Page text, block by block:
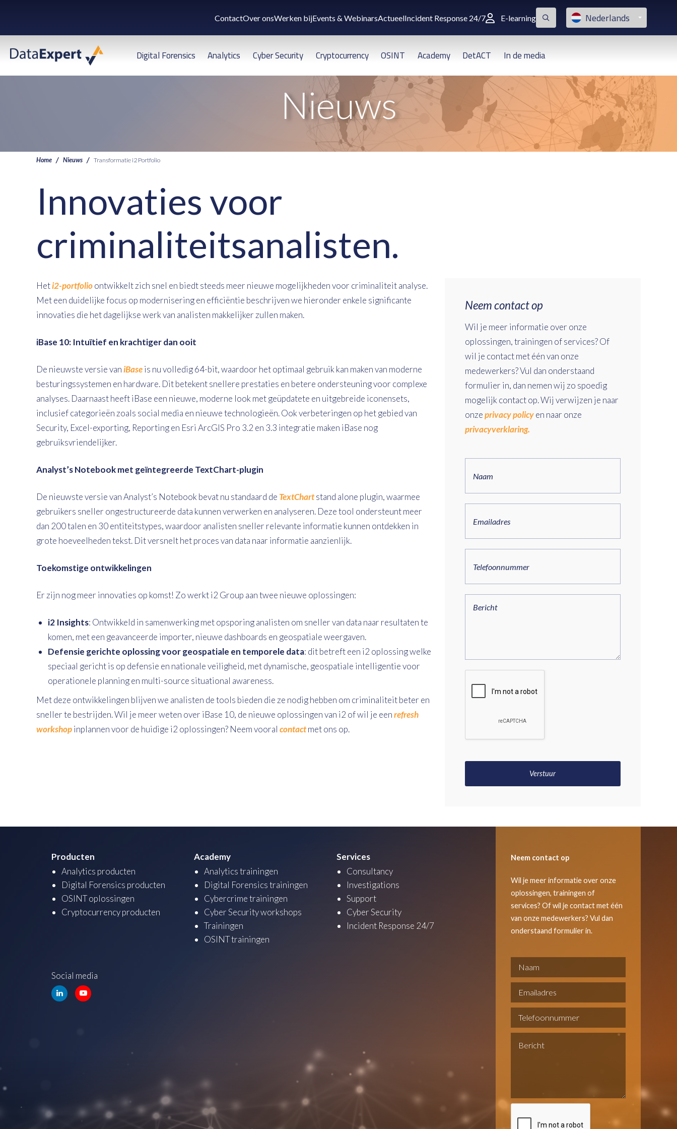
ContactOver onsWerken bijEvents & WebinarsActueelIncident Response 24/7 E-learning Nederlands
Digital Forensics Analytics Cyber Security Cryptocurrency OSINT Academy DetACT In de media
Nieuws
Home Nieuws Transformatie i2 Portfolio
Innovaties voor
criminaliteitsanalisten.
Heti2-portfolioontwikkelt zich snel en biedt steeds meer nieuwe mogelijkheden voor criminaliteit analyse.
Met een duidelijke focus op modernisering en efficiëntie beschrijven we hieronder enkele significante
innovaties die het dagelijkse werk van analisten makkelijker zullen maken.
iBase 10: Intuïtief en krachtiger dan ooit
De nieuwste versie vaniBaseis nu volledig 64-bit, waardoor het optimaal gebruik kan maken van moderne
besturingssystemen en hardware. Dit betekent snellere prestaties en betere ondersteuning voor complexe
analyses. Daarnaast heeft iBase een nieuwe, moderne look met geüpdatete en uitgebreide iconensets,
inclusief categorieën zoals social media en nieuwe technologieën. Ook verbeteringen op het gebied van
Security, Excel-exporting, Reporting en Esri ArcGIS Pro 3.2 en 3.3 integratie maken iBase nog
gebruiksvriendelijker.
Analyst’s Notebook met geïntegreerde TextChart-plugin
De nieuwste versie van Analyst’s Notebook bevat nu standaard de TextChartstand alone plugin, waarmee
gebruikers sneller ongestructureerde data kunnen verwerken en analyseren. Deze tool ondersteunt meer
dan 200 talen en 30 entiteitstypes, waardoor analisten sneller relevante informatie kunnen ontdekken in
grote hoeveelheden tekst. Dit versnelt het proces van data naar informatie aanzienlijk.
Toekomstige ontwikkelingen
Er zijn nog meer innovaties op komst! Zo werkt i2 Group aan twee nieuwe oplossingen:
i2 Insights: Ontwikkeld in samenwerking met opsporing analisten om sneller van data naar resultaten te
komen, met een geavanceerde importer, nieuwe dashboards en geospatiale weergaven.
Defensie gerichte oplossing voor geospatiale en temporele data: dit betreft een i2 oplossing welke
speciaal gericht is op defensie en nationale veiligheid, met dynamische, geospatiale intelligentie voor
operationele planning en multi-source situational awareness.
Met deze ontwikkelingen blijven we analisten de tools bieden die ze nodig hebben om criminaliteit beter en
sneller te bestrijden. Wil je meer weten over iBase 10, de nieuwe oplossingen van i2 of wil je eenrefresh
workshopinplannen voor de huidige i2 oplossingen? Neem vooral contactmet ons op.
Neem contact op
Wil je meer informatie over onze
oplossingen, trainingen of services? Of
wil je contact met één van onze
medewerkers? Vul dan onderstaand
formulier in, dan nemen wij zo spoedig
mogelijk contact op. Wij verwijzen je naar
onzeprivacy policyen naar onze
privacyverklaring.
Producten
Analytics producten
Digital Forensics producten
OSINT oplossingen
Cryptocurrency producten
Academy
Analytics trainingen
Digital Forensics trainingen
Cybercrime trainingen
Cyber Security workshops
Trainingen
OSINT trainingen
Services
Consultancy
Investigations
Support
Cyber Security
Incident Response 24/7
Social media
Neem contact op
Wil je meer informatie over onze
oplossingen, trainingen of
services? Of wil je contact met één
van onze medewerkers? Vul dan
onderstaand formulier in.